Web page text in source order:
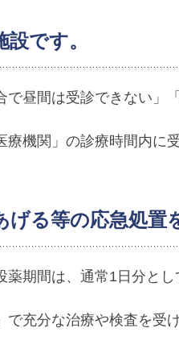
です。
昼間は受診できない
機関」の診療時間内
る等の応急処置
期間は、通常1日分とし
充分な治療や検査を受け